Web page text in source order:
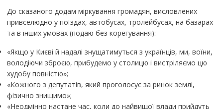
До сказаного додам міркування громадян, висловлених
привселюдно у поїздах, автобусах, тролейбусах, на базарах
та в інших умовах (подаю без корегування):
«Якщо у Києві й надалі знущатимуться з українців, ми, воїни,
володіючи зброєю, прибудемо у столицю і вистріляємо цю
худобу повністю»;
«Кожного з депутатів, який проголосує за ринок землі,
фізично знищимо»;
«Неодмінно настане час, коли до найвищої влади прийдуть